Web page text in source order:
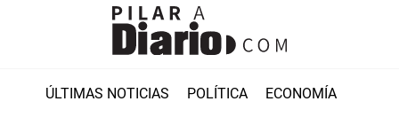
ÚLTIMAS NOTICIAS POLÍTICA ECONOMÍA